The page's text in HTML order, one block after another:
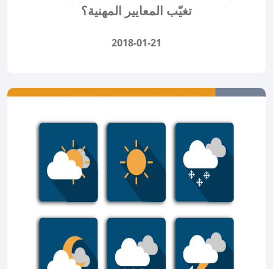
تغيّب المعايير المهنية؟
2018-01-21